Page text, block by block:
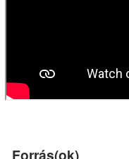
Forrás(ok)